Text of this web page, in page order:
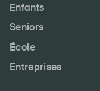
Enfants
Seniors
École
Entreprises